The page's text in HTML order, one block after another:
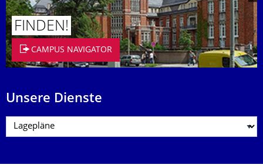
FINDEN!
CAMPUS NAVIGATOR
Unsere Dienste